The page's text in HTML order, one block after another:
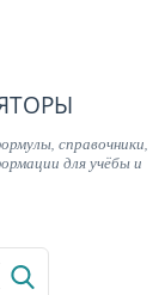
справочники,
для учёбы и